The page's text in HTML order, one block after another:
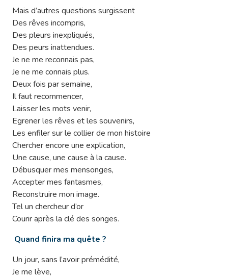
Mais d’autres questions surgissent
Des rêves incompris,
Des pleurs inexpliqués,
Des peurs inattendues.
Je ne me reconnais pas,
Je ne me connais plus.
Deux fois par semaine,
Il faut recommencer,
Laisser les mots venir,
Egrener les rêves et les souvenirs,
Les enfiler sur le collier de mon histoire
Chercher encore une explication,
Une cause, une cause à la cause.
Débusquer mes mensonges,
Accepter mes fantasmes,
Reconstruire mon image.
Tel un chercheur d’or
Courir après la clé des songes.
Quand finira ma quête ?
Un jour, sans l’avoir prémédité,
Je me lève,